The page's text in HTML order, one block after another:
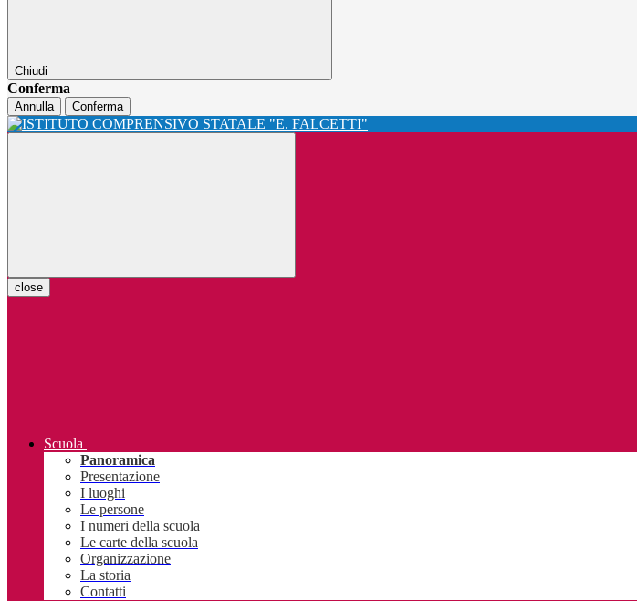
Chiudi
Conferma
Annulla Conferma
close
Scuola
Panoramica
Presentazione
I luoghi
Le persone
I numeri della scuola
Le carte della scuola
Organizzazione
La storia
Contatti